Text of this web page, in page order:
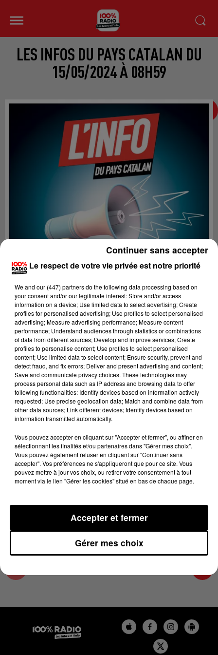
LES INFOS DU PAYS CATALAN DU
15/05/2024 À 08H59
Lecture (4 min 19 sec)
100%
100% Radio les infos du Pays Catalan
15 mai 2024 - 4 min 19 sec
LES INFOS DU PAYS CATALAN DU 15/05/2024
À 08H59
Podcasts infos du Pays Catalan
Le respect de votre vie privée est notre priorité
We and our (447) partnersdo the following data processing based on
your consent and/or our legitimate interest: Store and/or access
information on a device; Use limited data to select advertising; Create
profiles for personalised advertising; Use profiles to select personalised
advertising; Measure advertising performance; Measure content
performance; Understand audiences through statistics or combinations
of data from different sources; Develop and improve services; Create
profiles to personalise content; Use profiles to select personalised
content; Use limited data to select content; Ensure security, prevent and
detect fraud, and fix errors; Deliver and present advertising and content;
Save and communicate privacy choices. These technologies may
process personal data such as IP address and browsing data to offer
following functionalities: Identify devices based on information actively
requested; Use precise geolocation data; Match and combine data from
other data sources; Link different devices; Identify devices based on
information transmitted automatically.
Vous pouvez accepter en cliquant sur "Accepter et fermer", ou affiner en
sélectionnant les finalités et/ou partenaires dans "Gérer mes choix".
Vous pouvez également refuser en cliquant sur "Continuer sans
accepter". Vos préférences ne s'appliqueront que pour ce site. Vous
pouvez mettre à jour vos choix, ou retirer votre consentement à tout
moment via le lien "Gérer les cookies" situé en bas de chaque page.
Gérer mes choix
Accepter et fermer
Continuer sans accepter